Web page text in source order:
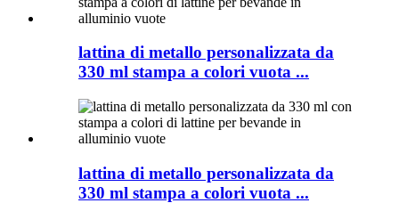
lattina di metallo personalizzata da
330 ml stampa a colori vuota ...
lattina di metallo personalizzata da
330 ml stampa a colori vuota ...